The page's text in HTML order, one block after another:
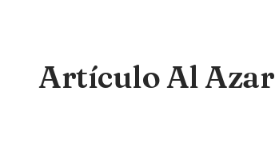
Artículo Al Azar